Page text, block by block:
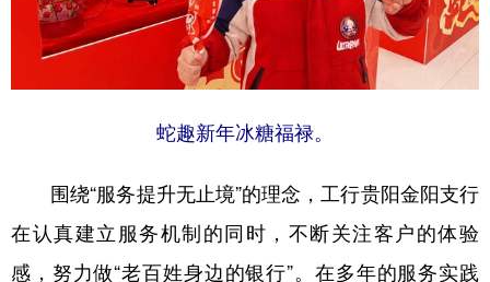
蛇趣新年冰糖福禄。
围绕“服务提升无止境”的理念，工行贵阳金阳支行
在认真建立服务机制的同时，不断关注客户的体验
感，努力做“老百姓身边的银行”。在多年的服务实践